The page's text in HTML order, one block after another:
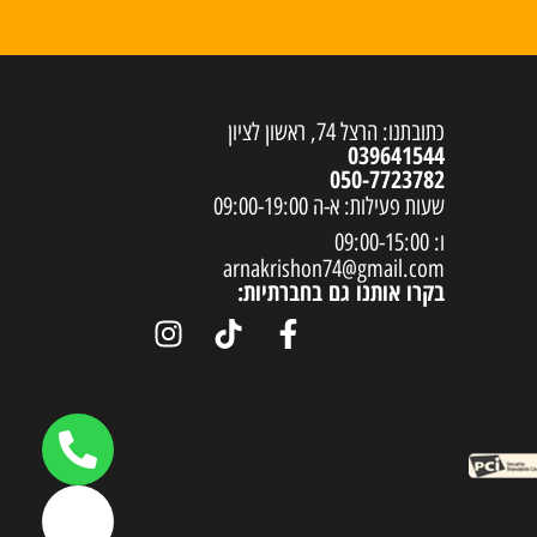
כתובתנו: הרצל 74, ראשון לציון
039641544
050-7723782
שעות פעילות: א-ה 09:00-19:00
ו: 09:00-15:00
arnakrishon74@gmail.com
בקרו אותנו גם בחברתיות: